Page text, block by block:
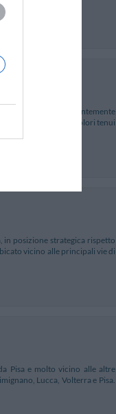
attorno recentemente
ferro battuto e colori tenui
in posizione strategica rispetto
vicino alle principali vie di
Pisa e molto vicino alle altre
Lucca, Volterra e Pisa.